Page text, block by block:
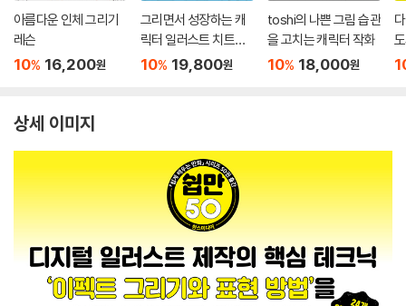
아름다운 인체 그리기
레슨
10% 16,200원
그리면서 성장하는 캐
릭터 일러스트 치트키
88
10% 19,800원
toshi의 나쁜 그림 습관
을 고치는 캐릭터 작화
10% 18,000원
상세 이미지